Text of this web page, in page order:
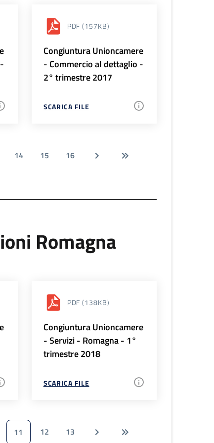
PDF (157KB)
Congiuntura Unioncamere
- Commercio al dettaglio -
2° trimestre 2017
SCARICA FILE
14 15 16
Romagna
PDF (138KB)
Congiuntura Unioncamere
- Servizi - Romagna - 1°
trimestre 2018
SCARICA FILE
11 12 13